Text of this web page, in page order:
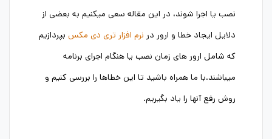
نصب یا اجرا شوند، در این مقاله سعی میکنیم به بعضی از
دلایل ایجاد خطا و ارور در نرم افزار تری دی مکس بپردازیم
که شامل ارور های زمان نصب یا هنگام اجرای برنامه
میباشند.با ما همراه باشید تا این خطاها را بررسی کنیم و
روش رفع آنها را یاد بگیریم.